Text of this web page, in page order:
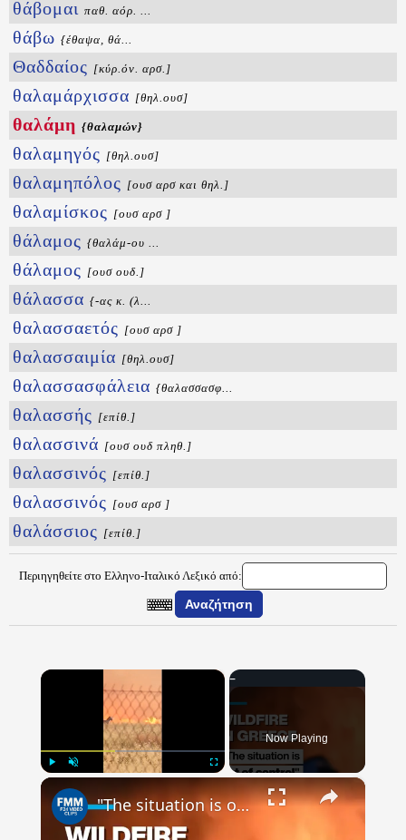
θάβομαι παθ. αόρ. ...
θάβω {έθαψα, θά...
Θαδδαίος [κύρ.όν. αρσ.]
θαλαμάρχισσα [θηλ.ουσ]
θαλάμη {θαλαμών}
θαλαμηγός [θηλ.ουσ]
θαλαμηπόλος [ουσ αρσ και θηλ.]
θαλαμίσκος [ουσ αρσ ]
θάλαμος {θαλάμ-ου ...
θάλαμος [ουσ ουδ.]
θάλασσα {-ας κ. (λ...
θαλασσαετός [ουσ αρσ ]
θαλασσαιμία [θηλ.ουσ]
θαλασσασφάλεια {θαλασσασφ...
θαλασσής [επίθ.]
θαλασσινά [ουσ ουδ πληθ.]
θαλασσινός [επίθ.]
θαλασσινός [ουσ αρσ ]
θαλάσσιος [επίθ.]
Περιηγηθείτε στο Ελληνο-Ιταλικό Λεξικό από:
×
Now Playing
×
"The situation is out of control": Greek firefighters battle wildfire for fourth day